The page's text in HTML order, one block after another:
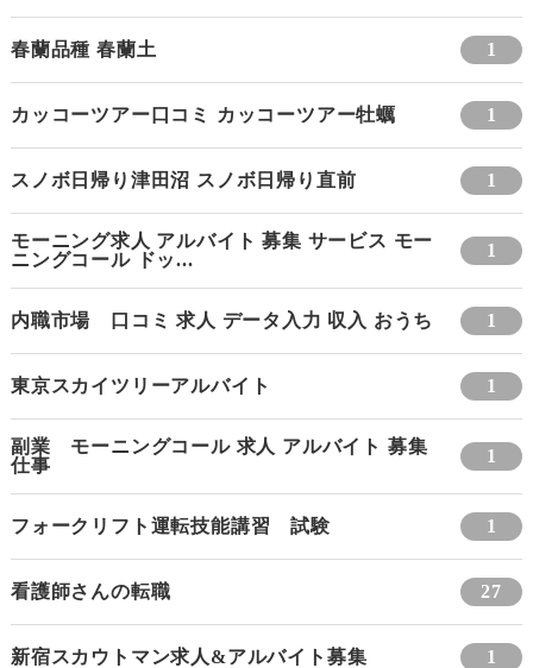
春蘭品種 春蘭土 1
カッコーツアー口コミ カッコーツアー牡蠣 1
スノボ日帰り津田沼 スノボ日帰り直前 1
モーニング求人 アルバイト 募集 サービス モー
ニングコール ドッ...
1
内職市場 口コミ 求人 データ入力 収入 おうち 1
東京スカイツリーアルバイト 1
副業 モーニングコール 求人 アルバイト 募集
仕事
1
フォークリフト運転技能講習 試験 1
看護師さんの転職 27
新宿スカウトマン求人&アルバイト募集 1